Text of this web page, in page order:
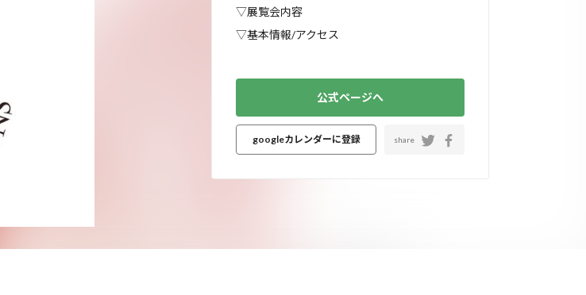
▽展覧会内容
▽基本情報/アクセス
公式ページへ
googleカレンダーに登録 share